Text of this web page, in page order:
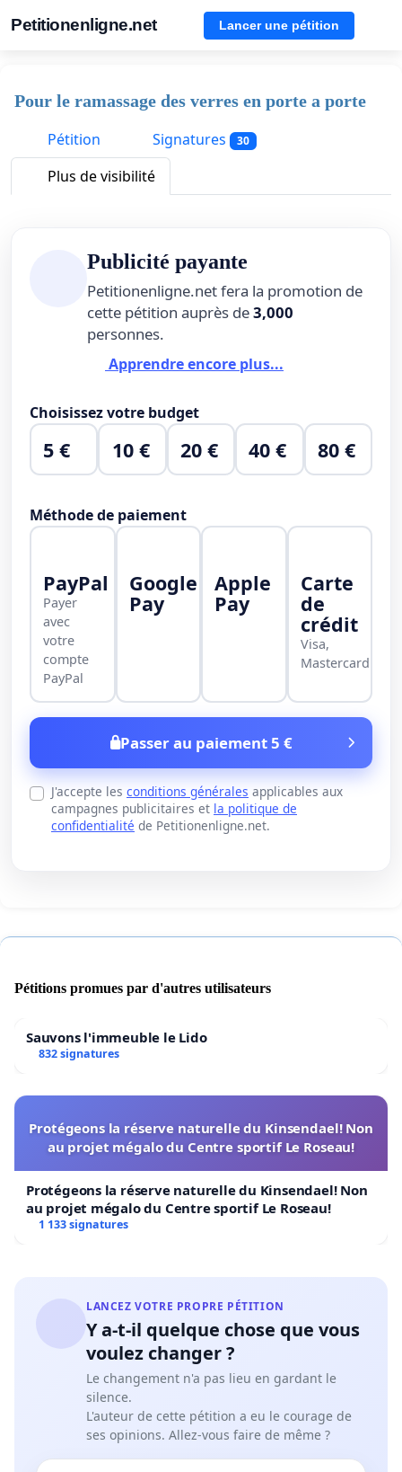
Petitionenligne.net Lancer une pétition
Pour le ramassage des verres en porte a porte
Pétition
Signatures 30
Plus de visibilité
Publicité payante
Petitionenligne.net fera la promotion de
cette pétition auprès de3,000
personnes.
Apprendre encore plus...
Choisissez votre budget
5 € 10 € 20 € 40 € 80 €
Méthode de paiement
PayPal
Payer
avec
votre
compte
PayPal
Google
Pay
Apple
Pay
Carte
de
crédit
Visa,
Mastercard
Passer au paiement 5 €
J'accepte les conditions générales applicables aux
campagnes publicitaires et la politique de
confidentialité de Petitionenligne.net.
Pétitions promues par d'autres utilisateurs
Sauvons l'immeuble le Lido
832 signatures
Protégeons la réserve naturelle du Kinsendael! Non
au projet mégalo du Centre sportif Le Roseau!
Protégeons la réserve naturelle du Kinsendael! Non
au projet mégalo du Centre sportif Le Roseau!
1 133 signatures
LANCEZ VOTRE PROPRE PÉTITION
Y a-t-il quelque chose que vous
voulez changer ?
Le changement n'a pas lieu en gardant le
silence.
L'auteur de cette pétition a eu le courage de
ses opinions. Allez-vous faire de même ?